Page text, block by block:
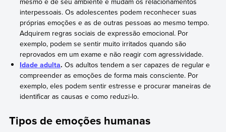
interpessoais. Os adolescentes podem reconhecer suas
próprias emoções e as de outras pessoas ao mesmo tempo.
Adquirem regras sociais de expressão emocional. Por
exemplo, podem se sentir muito irritados quando são
reprovados em um exame e não reagir com agressividade.
Idade adulta. Os adultos tendem a ser capazes de regular e
compreender as emoções de forma mais consciente. Por
exemplo, eles podem sentir estresse e procurar maneiras de
identificar as causas e como reduzi-lo.
Tipos de emoções humanas